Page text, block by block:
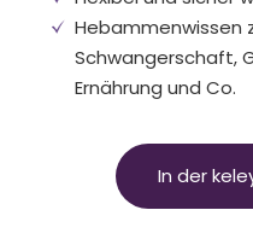
Hebammenwissen
Schwangerschaft,
Ernährung und Co.
In der